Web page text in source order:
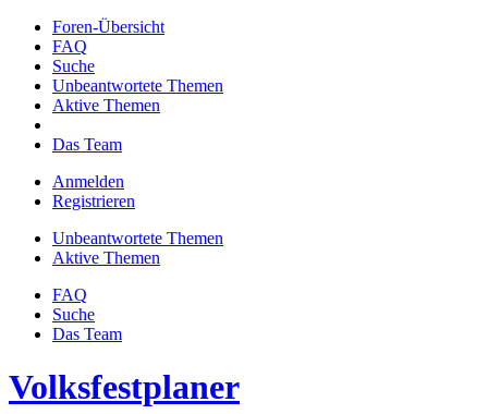
Foren-Übersicht
FAQ
Suche
Unbeantwortete Themen
Aktive Themen
Das Team
Anmelden
Registrieren
Unbeantwortete Themen
Aktive Themen
FAQ
Suche
Das Team
Volksfestplaner